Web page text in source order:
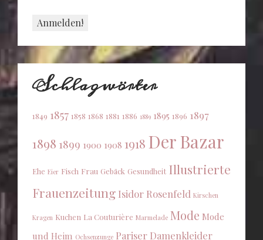
Schlagwörter
1849 1857 1858 1868 1881 1886 1889 1895 1896 1897
1898 1899 1900 1908 1918 Der Bazar
Ehe Eier Fisch Frau Gebäck Gesundheit Illustrierte
Frauenzeitung Isidor Rosenfeld Kirschen
Kragen Kuchen La Couturière Marmelade Mode Mode
und Heim Ochsenzunge Pariser Damenkleider